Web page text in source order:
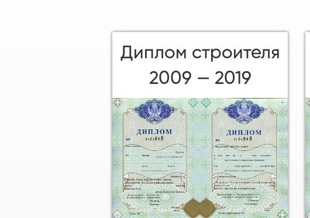
Диплом строителя
2009 — 2019